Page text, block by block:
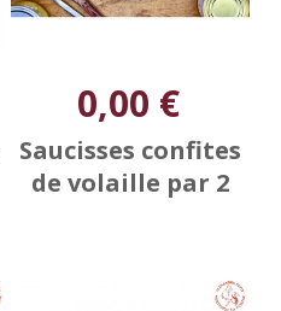
0,00 €
Saucisses confites
de volaille par 2